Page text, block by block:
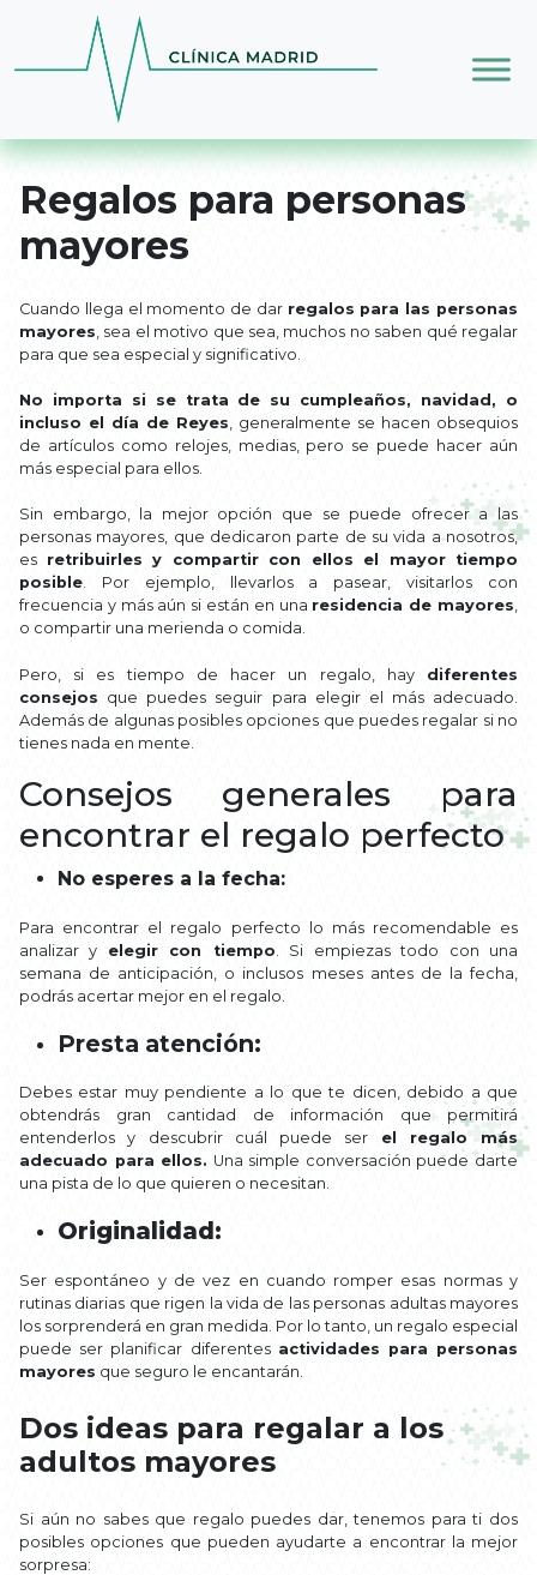
Skip to main content
Regalos para personas
mayores
Cuando llega el momento de dar regalos para las personas
mayores, sea el motivo que sea, muchos no saben qué regalar
para que sea especial y significativo.
No importa si se trata de su cumpleaños, navidad, o
incluso el día de Reyes, generalmente se hacen obsequios
de artículos como relojes, medias, pero se puede hacer aún
más especial para ellos.
Sin embargo, la mejor opción que se puede ofrecer a las
personas mayores, que dedicaron parte de su vida a nosotros,
es retribuirles y compartir con ellos el mayor tiempo
posible. Por ejemplo, llevarlos a pasear, visitarlos con
frecuencia y más aún si están en una residencia de mayores,
o compartir una merienda o comida.
Pero, si es tiempo de hacer un regalo, hay diferentes
consejos que puedes seguir para elegir el más adecuado.
Además de algunas posibles opciones que puedes regalar si no
tienes nada en mente.
Consejos generales para
encontrar el regalo perfecto
No esperes a la fecha:
Para encontrar el regalo perfecto lo más recomendable es
analizar y elegir con tiempo . Si empiezas todo con una
semana de anticipación, o inclusos meses antes de la fecha,
podrás acertar mejor en el regalo.
Presta atención:
Debes estar muy pendiente a lo que te dicen, debido a que
obtendrás gran cantidad de información que permitirá
entenderlos y descubrir cuál puede ser el regalo más
adecuado para ellos. Una simple conversación puede darte
una pista de lo que quieren o necesitan.
Originalidad:
Ser espontáneo y de vez en cuando romper esas normas y
rutinas diarias que rigen la vida de las personas adultas mayores
los sorprenderá en gran medida. Por lo tanto, un regalo especial
puede ser planificar diferentes actividades para personas
mayores que seguro le encantarán.
Dos ideas para regalar a los
adultos mayores
Si aún no sabes que regalo puedes dar, tenemos para ti dos
posibles opciones que pueden ayudarte a encontrar la mejor
sorpresa: